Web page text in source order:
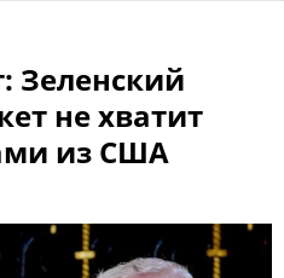
Зеленский
не хватит
из США